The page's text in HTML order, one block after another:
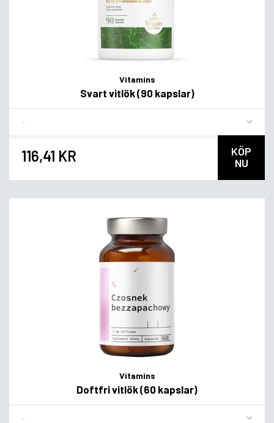
Vitamins
Svart vitlök (90 kapslar)
116,41 KR
KÖP
NU
Vitamins
Doftfri vitlök (60 kapslar)